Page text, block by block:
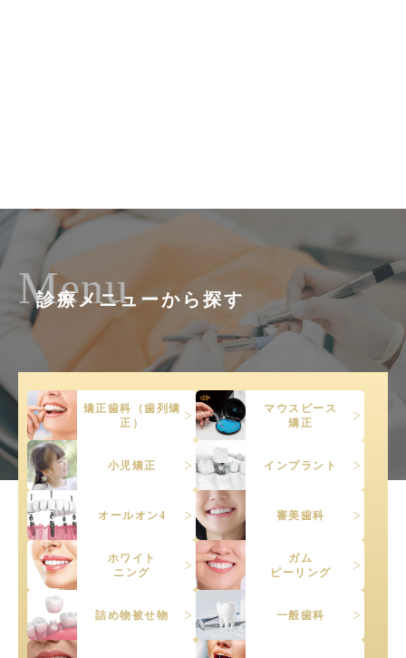
診療メニューから探す
Menu
矯正歯科（歯列矯
正）
マウスピース
矯正
小児矯正 インプラント
オールオン4 審美歯科
ホワイト
ニング
ガム
ピーリング
詰め物被せ物 一般歯科